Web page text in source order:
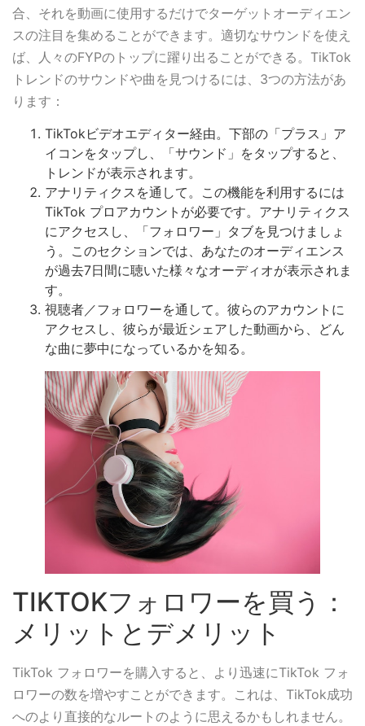
合、それを動画に使用するだけでターゲットオーディエン
スの注目を集めることができます。適切なサウンドを使え
ば、人々のFYPのトップに躍り出ることができる。TikTok
トレンドのサウンドや曲を見つけるには、3つの方法があ
ります：
TikTokビデオエディター経由。下部の「プラス」ア
イコンをタップし、「サウンド」をタップすると、
トレンドが表示されます。
アナリティクスを通して。この機能を利用するには
TikTok プロアカウントが必要です。アナリティクス
にアクセスし、「フォロワー」タブを見つけましょ
う。このセクションでは、あなたのオーディエンス
が過去7日間に聴いた様々なオーディオが表示されま
す。
視聴者／フォロワーを通して。彼らのアカウントに
アクセスし、彼らが最近シェアした動画から、どん
な曲に夢中になっているかを知る。
TIKTOKフォロワーを買う：
メリットとデメリット
TikTok フォロワーを購入すると、より迅速にTikTok フォ
ロワーの数を増やすことができます。これは、TikTok成功
へのより直接的なルートのように思えるかもしれません。